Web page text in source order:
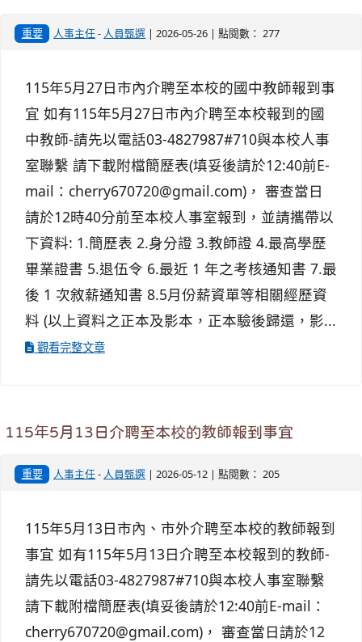
重要 人事主任- 人員甄選 | 2026-05-26 | 點閱數： 277
115年5月27日市內介聘至本校的國中教師報到事
宜 如有115年5月27日市內介聘至本校報到的國
中教師-請先以電話03-4827987#710與本校人事
室聯繫 請下載附檔簡歷表(填妥後請於12:40前E-
mail：cherry670720@gmail.com)， 審查當日
請於12時40分前至本校人事室報到，並請攜帶以
下資料: 1.簡歷表 2.身分證 3.教師證 4.最高學歷
畢業證書 5.退伍令 6.最近 1 年之考核通知書 7.最
後 1 次敘薪通知書 8.5月份薪資單等相關經歷資
料 (以上資料之正本及影本，正本驗後歸還，影...
觀看完整文章
115年5月13日介聘至本校的教師報到事宜
重要 人事主任- 人員甄選 | 2026-05-12 | 點閱數： 205
115年5月13日市內、市外介聘至本校的教師報到
事宜 如有115年5月13日介聘至本校報到的教師-
請先以電話03-4827987#710與本校人事室聯繫
請下載附檔簡歷表(填妥後請於12:40前E-mail：
cherry670720@gmail.com)， 審查當日請於12